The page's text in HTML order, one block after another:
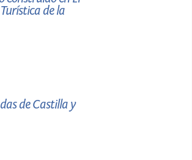
de la
de Castilla y